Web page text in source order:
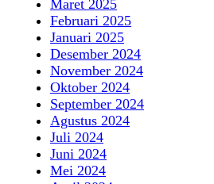
Maret 2025
Februari 2025
Januari 2025
Desember 2024
November 2024
Oktober 2024
September 2024
Agustus 2024
Juli 2024
Juni 2024
Mei 2024